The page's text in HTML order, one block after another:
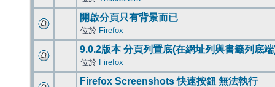
開啟分頁只有背景而已
位於 Firefox
9.0.2版本 分頁列置底(在網址列與書籤列底
位於 Firefox
Firefox Screenshots 快速按鈕 無法執行